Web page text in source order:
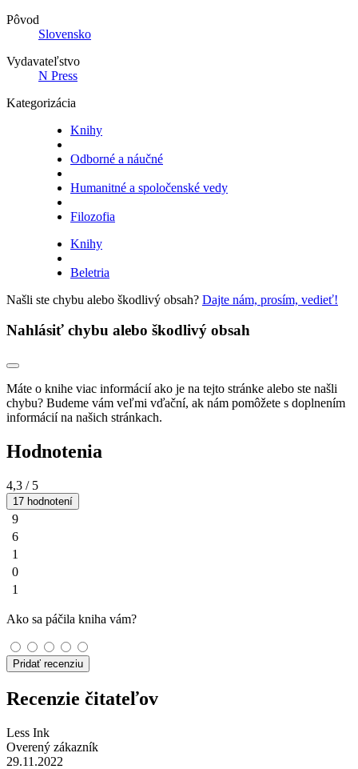
Pôvod
Slovensko
Vydavateľstvo
N Press
Kategorizácia
Knihy
Odborné a náučné
Humanitné a spoločenské vedy
Filozofia
Knihy
Beletria
Našli ste chybu alebo škodlivý obsah? Dajte nám, prosím, vedieť!
Nahlásiť chybu alebo škodlivý obsah
Máte o knihe viac informácií ako je na tejto stránke alebo ste našli
chybu? Budeme vám veľmi vďační, ak nám pomôžete s doplnením
informácií na našich stránkach.
Hodnotenia
4,3 / 5
17 hodnotení
9
6
1
0
1
Ako sa páčila kniha vám?
Pridať recenziu
Recenzie čitateľov
Less Ink
Overený zákazník
29.11.2022